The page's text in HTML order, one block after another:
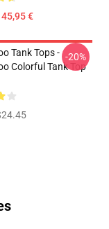
€
Tank Tops -
Colorful Tank Top
-20%